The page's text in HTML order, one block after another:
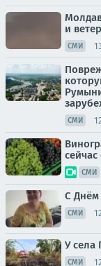
и
СМИ
СМИ
СМИ
С
СМИ
У села
СМИ